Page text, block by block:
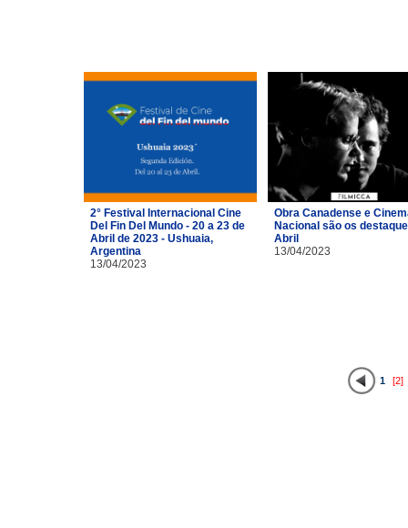
2° Festival Internacional Cine
Del Fin Del Mundo - 20 a 23 de
Abril de 2023 - Ushuaia,
Argentina
13/04/2023
Obra Canadense e
Nacional são os
Abril
13/04/2023
1 [2]